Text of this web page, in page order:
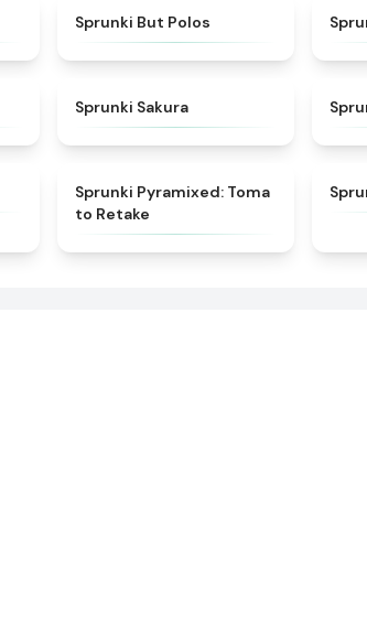
Sprunki But Polos
Sprunki Sakura
Sprunki Pyramixed: Toma
to Retake